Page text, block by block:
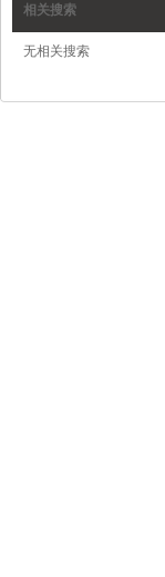
相关搜索
无相关搜索